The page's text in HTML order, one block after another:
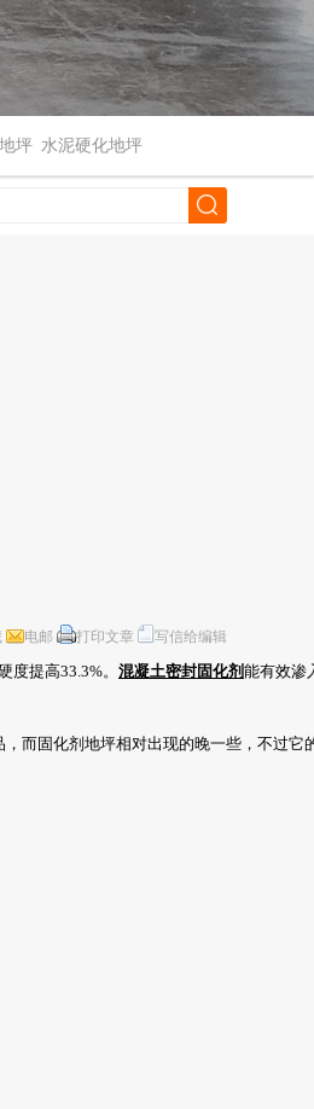
坪 水泥硬化地坪
电邮 打印文章 写信给编辑
提高33.3%。 混凝土密封固化剂能有效渗
固化剂地坪相对出现的晚一些，不